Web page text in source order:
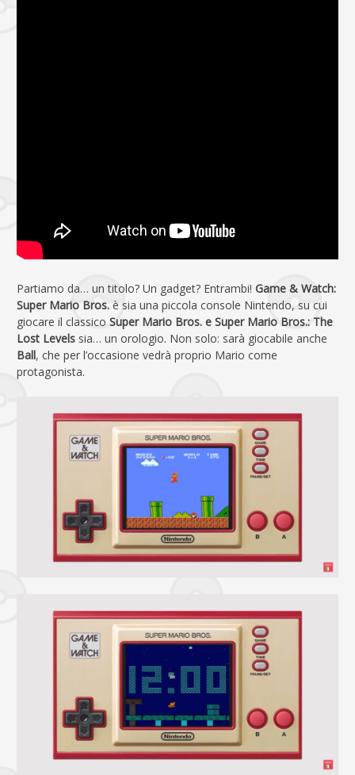
Partiamo da… un titolo? Un gadget? Entrambi! Game & Watch:
Super Mario Bros. è sia una piccola console Nintendo, su cui
giocare il classico Super Mario Bros. e Super Mario Bros.: The
Lost Levels sia… un orologio. Non solo: sarà giocabile anche
Ball, che per l’occasione vedrà proprio Mario come
protagonista.